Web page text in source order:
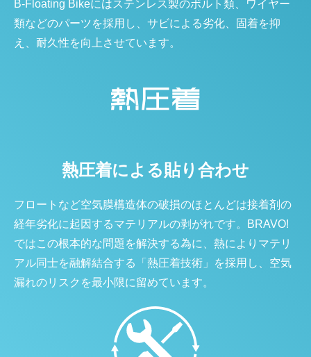
B-Floating Bikeにはステンレス製のボルト類、ワイヤー
類などのパーツを採用し、サビによる劣化、固着を抑
え、耐久性を向上させています。
熱圧着による貼り合わせ
フロートなど空気膜構造体の破損のほとんどは接着剤の
経年劣化に起因するマテリアルの剥がれです。BRAVO!
ではこの根本的な問題を解決する為に、熱によりマテリ
アル同士を融解結合する「熱圧着技術」を採用し、空気
漏れのリスクを最小限に留めています。